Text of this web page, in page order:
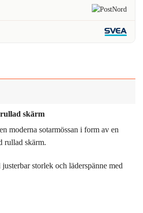
skärm
moderna sotarmössan i form av en
rullad skärm.
storlek och läderspänne med